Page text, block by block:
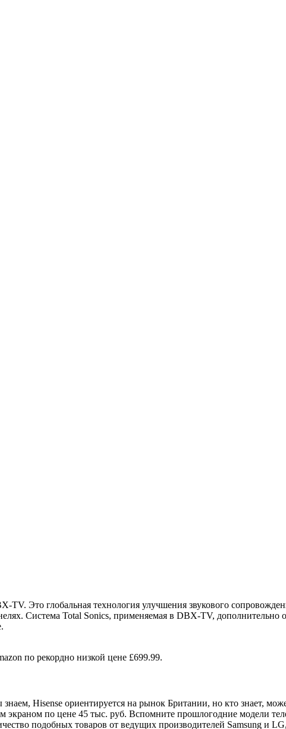
TV. Это глобальная технология улучшения звукового
Система Total Sonics, применяемая в DBX-TV, дополнительно
по рекордно низкой цене £699.99.
Hisense ориентируется на рынок Британии, но кто знает,
по цене 45 тыс. руб. Вспомните прошлогодние модели
подобных товаров от ведущих производителей Samsung и